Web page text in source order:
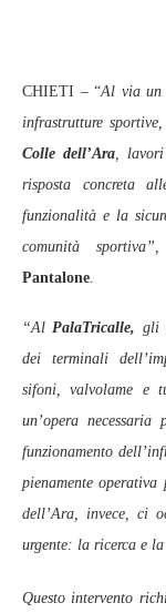
CHIETI – “Al via un
infrastrutture
Colle dell’Ara,
risposta concreta
funzionalità e la
comunità sportiva”,
Pantalone.
“AlPalaTricalle, gli
dei terminali
sifoni, valvolame e
un’opera
funzionamento
pienamente
dell’Ara, invece, ci
urgente: la ricerca e
Questo intervento